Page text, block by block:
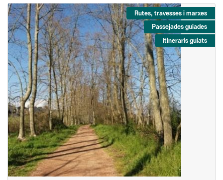
Rutes, travesses i marxes
Passejades guiades
Itineraris guiats